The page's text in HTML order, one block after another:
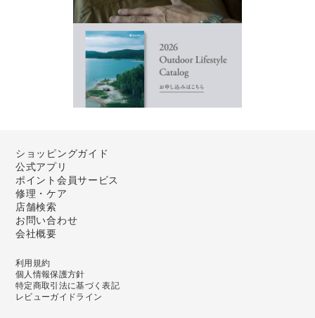
ショッピングガイド
公式アプリ
ポイント会員サービス
修理・ケア
店舗検索
お問い合わせ
会社概要
利用規約
個人情報保護方針
特定商取引法に基づく表記
レビューガイドライン